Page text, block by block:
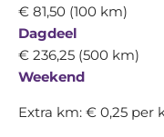
Dagdeel
€ 81,50 (100 km)
Weekend
€ 236,25 (500 km)
Extra km: € 0,25 per